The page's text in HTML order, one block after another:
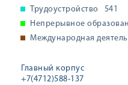
Трудоустройство
541
Непрерывное
Международная
Главный корпус
+7(4712)588-137